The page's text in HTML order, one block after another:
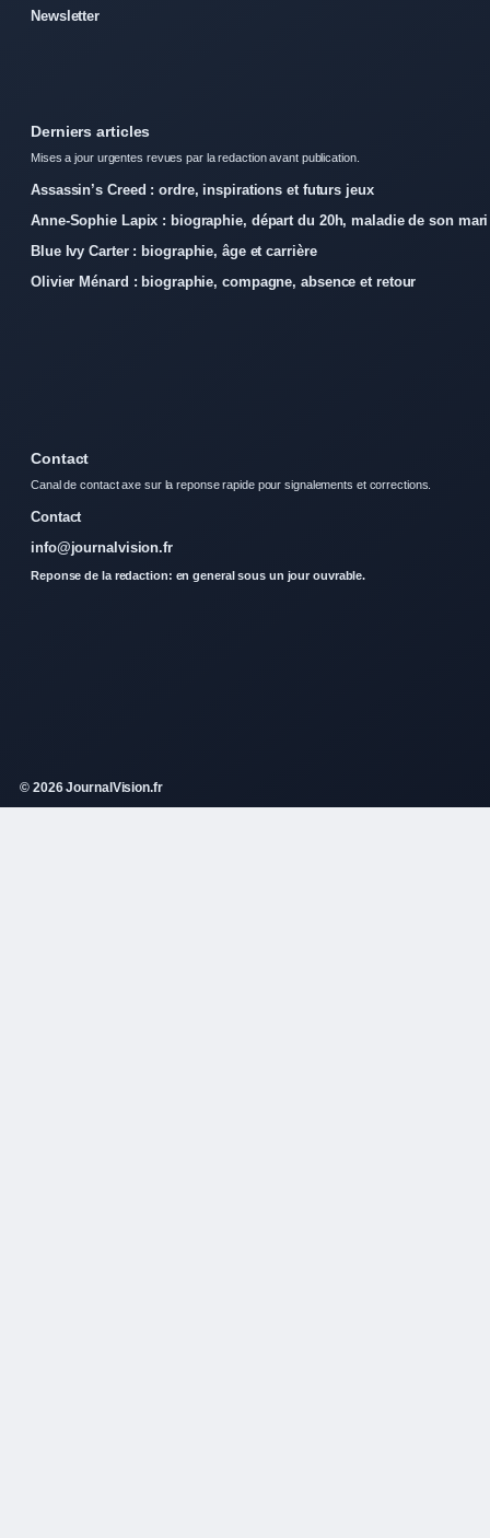
Newsletter
Derniers articles
Mises a jour urgentes revues par la redaction avant publication.
Assassin’s Creed : ordre, inspirations et futurs jeux
Anne-Sophie Lapix : biographie, départ du 20h, maladie de son mari
Blue Ivy Carter : biographie, âge et carrière
Olivier Ménard : biographie, compagne, absence et retour
Contact
Canal de contact axe sur la reponse rapide pour signalements et corrections.
Contact
info@journalvision.fr
Reponse de la redaction: en general sous un jour ouvrable.
© 2026 JournalVision.fr